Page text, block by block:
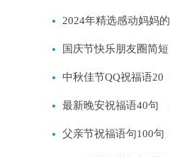
合48条
2024年精选感动妈妈的
母亲节祝福语摘录34条
国庆节快乐朋友圈简短
祝福语
中秋佳节QQ祝福语20
句最新晚安祝福语40句
父亲节祝福语句100句